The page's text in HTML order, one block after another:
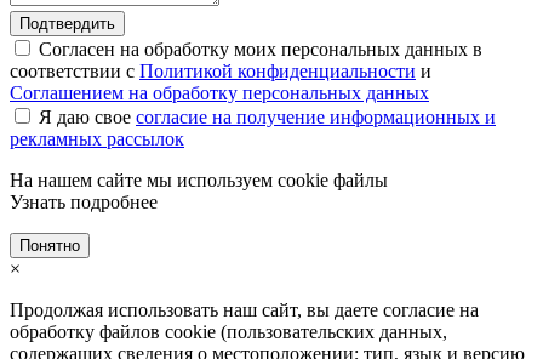
Подтвердить
Согласен на обработку моих персональных данных в
соответствии с Политикой конфиденциальности и
Соглашением на обработку персональных данных
Я даю свое согласие на получение информационных и
рекламных рассылок
На нашем сайте мы используем cookie файлы
Узнать подробнее
Понятно
×
Продолжая использовать наш сайт, вы даете согласие на
обработку файлов cookie (пользовательских данных,
содержащих сведения о местоположении; тип, язык и версию